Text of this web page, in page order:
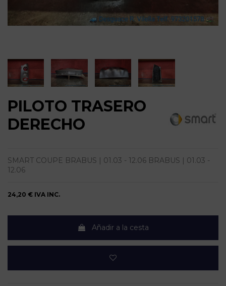
PILOTO TRASERO
DERECHO
SMART COUPE BRABUS | 01.03 - 12.06 BRABUS | 01.03 -
12.06
24,20 € IVA INC.
Añadir a la cesta